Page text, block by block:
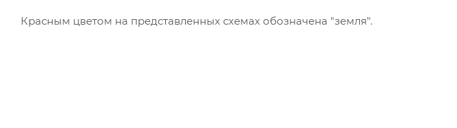
Красным цветом на представленных схемах обозначена "земля".